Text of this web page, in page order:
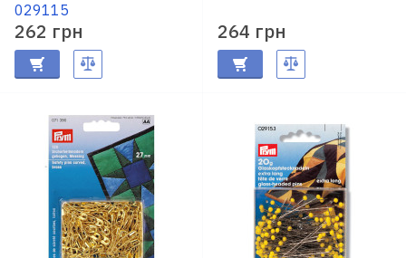
029115
262 грн 264 грн